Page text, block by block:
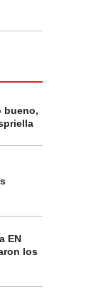
bueno,
EN
los